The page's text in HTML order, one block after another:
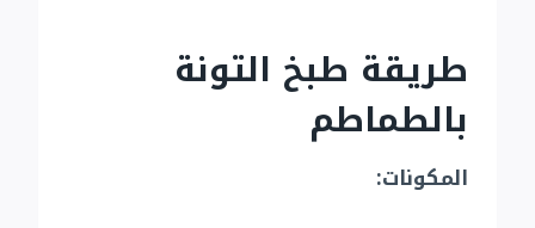
طريقة طبخ التونة
بالطماطم
المكونات: